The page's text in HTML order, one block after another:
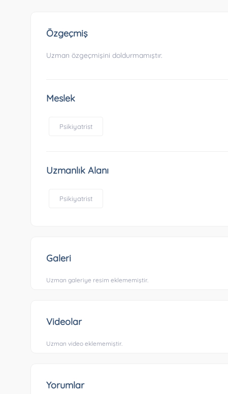
Özgeçmiş
Uzman özgeçmişini doldurmamıştır.
Meslek
Psikiyatrist
Uzmanlık Alanı
Psikiyatrist
Galeri
Uzman galeriye resim eklememiştir.
Videolar
Uzman video eklememiştir.
Yorumlar